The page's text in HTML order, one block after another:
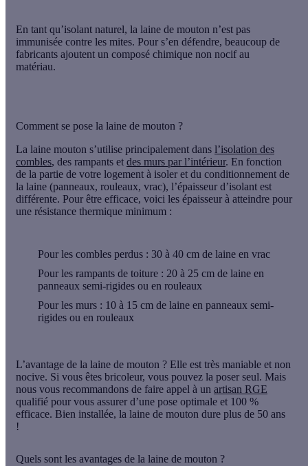
En tant qu’isolant naturel, la laine de mouton n’est pas
immunisée contre les mites. Pour s’en défendre, beaucoup de
fabricants ajoutent un composé chimique non nocif au
matériau.
Comment se pose la laine de mouton ?
La laine mouton s’utilise principalement dans l’isolation des
combles, des rampants et des murs par l’intérieur. En fonction
de la partie de votre logement à isoler et du conditionnement de
la laine (panneaux, rouleaux, vrac), l’épaisseur d’isolant est
différente. Pour être efficace, voici les épaisseur à atteindre pour
une résistance thermique minimum :
Pour les combles perdus : 30 à 40 cm de laine en vrac
Pour les rampants de toiture : 20 à 25 cm de laine en
panneaux semi-rigides ou en rouleaux
Pour les murs : 10 à 15 cm de laine en panneaux semi-
rigides ou en rouleaux
L’avantage de la laine de mouton ? Elle est très maniable et non
nocive. Si vous êtes bricoleur, vous pouvez la poser seul. Mais
nous vous recommandons de faire appel à un artisan RGE
qualifié pour vous assurer d’une pose optimale et 100 %
efficace. Bien installée, la laine de mouton dure plus de 50 ans
!
Quels sont les avantages de la laine de mouton ?